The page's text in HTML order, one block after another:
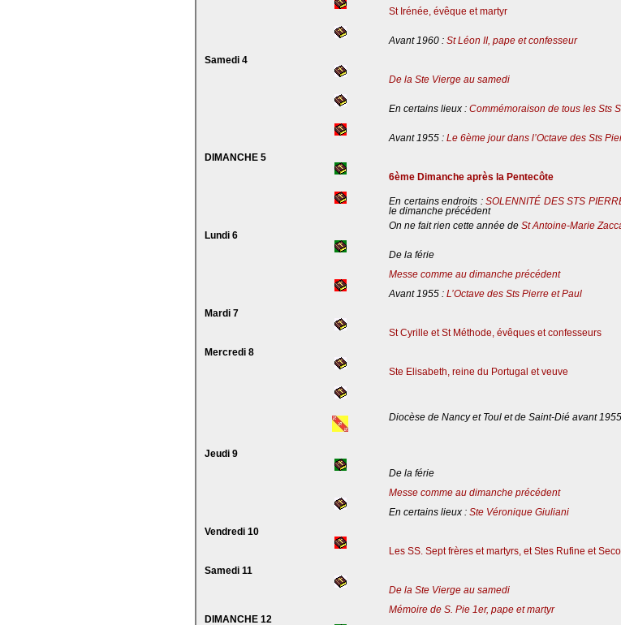
St Irénée, évêque et martyr
Avant 1960 : St Léon II, pape et confesseur
Samedi 4
De la Ste Vierge au samedi
En certains lieux : Commémoraison de tous les Sts
Avant 1955 : Le 6ème jour dans l’Octave des Sts
DIMANCHE 5
6ème Dimanche après la Pentecôte
En certains endroits :SOLENNITÉ DES STS
le dimanche précédent
On ne fait rien cette année de St Antoine-Marie
Lundi 6
De la férie
Messe comme au dimanche précédent
Avant 1955 : L’Octave des Sts Pierre et Paul
Mardi 7
St Cyrille et St Méthode, évêques et confesseurs
Mercredi 8
Ste Elisabeth, reine du Portugal et veuve
Diocèse de Nancy et Toul et de Saint-Dié avant
Jeudi 9
De la férie
Messe comme au dimanche précédent
En certains lieux : Ste Véronique Giuliani
Vendredi 10
Les SS. Sept frères et martyrs, et Stes Rufine et
Samedi 11
De la Ste Vierge au samedi
Mémoire de S. Pie 1er, pape et martyr
DIMANCHE 12